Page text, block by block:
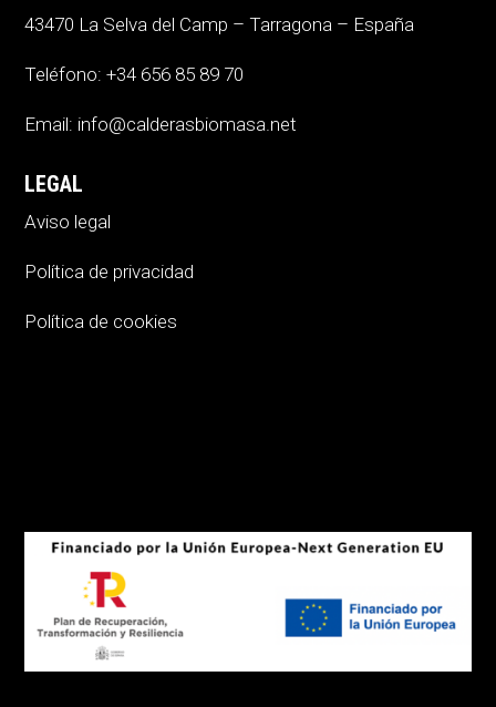
43470 La Selva del Camp – Tarragona – España
Teléfono: +34 656 85 89 70
Email: info@calderasbiomasa.net
LEGAL
Aviso legal
Política de privacidad
Política de cookies